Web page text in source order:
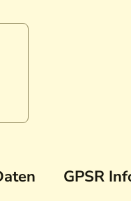
GPSR